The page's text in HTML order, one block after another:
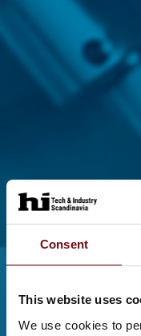
Consent
This website uses
We use cookies to